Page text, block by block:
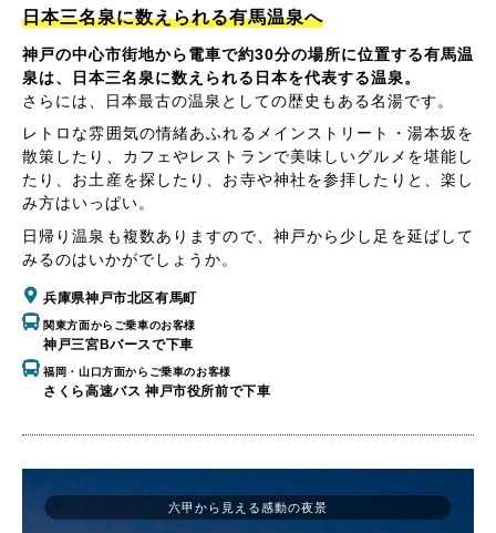
日本三名泉に数えられる有馬温泉へ
神戸の中心市街地から電車で約30分の場所に位置する有馬温
泉は、日本三名泉に数えられる日本を代表する温泉。
さらには、日本最古の温泉としての歴史もある名湯です。
レトロな雰囲気の情緒あふれるメインストリート・湯本坂を
散策したり、カフェやレストランで美味しいグルメを堪能し
たり、お土産を探したり、お寺や神社を参拝したりと、楽し
み方はいっぱい。
日帰り温泉も複数ありますので、神戸から少し足を延ばして
みるのはいかがでしょうか。
兵庫県神戸市北区有馬町
関東方面からご乗車のお客様
神戸三宮Bバースで下車
福岡・山口方面からご乗車のお客様
さくら高速バス 神戸市役所前で下車
六甲から見える感動の夜景